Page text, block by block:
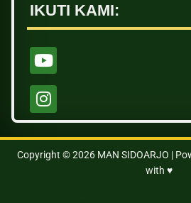
IKUTI KAMI:
Copyright © 2026 MAN SIDOARJO |
with ♥